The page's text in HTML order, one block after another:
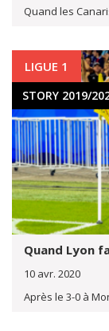
Quand les
LIGUE 1
STORY 2019/
Quand Lyon
10 avr. 2020
Après le 3-0 à